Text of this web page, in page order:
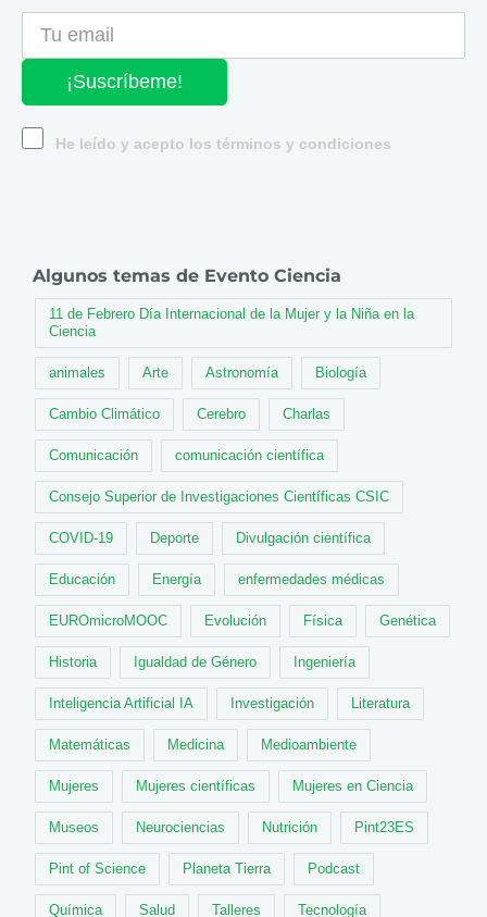
¡Suscríbeme!
He leído y acepto los términos y condiciones
Algunos temas de Evento Ciencia
11 de Febrero Día Internacional de la Mujer y la Niña en la
Ciencia
animales Arte Astronomía Biología
Cambio Climático Cerebro Charlas
Comunicación comunicación científica
Consejo Superior de Investigaciones Científicas CSIC
COVID-19 Deporte Divulgación científica
Educación Energía enfermedades médicas
EUROmicroMOOC Evolución Física Genética
Historia Igualdad de Género Ingeniería
Inteligencia Artificial IA Investigación Literatura
Matemáticas Medicina Medioambiente
Mujeres Mujeres científicas Mujeres en Ciencia
Museos Neurociencias Nutrición Pint23ES
Pint of Science Planeta Tierra Podcast
Química Salud Talleres Tecnología